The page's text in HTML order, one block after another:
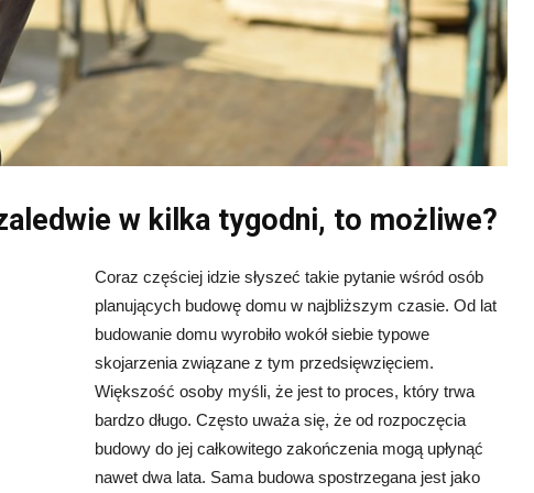
w kilka tygodni, to możliwe?
Coraz częściej idzie słyszeć takie pytanie wśród osób
planujących budowę domu w najbliższym czasie. Od lat
budowanie domu wyrobiło wokół siebie typowe
skojarzenia związane z tym przedsięwzięciem.
Większość osoby myśli, że jest to proces, który trwa
bardzo długo. Często uważa się, że od rozpoczęcia
budowy do jej całkowitego zakończenia mogą upłynąć
nawet dwa lata. Sama budowa spostrzegana jest jako